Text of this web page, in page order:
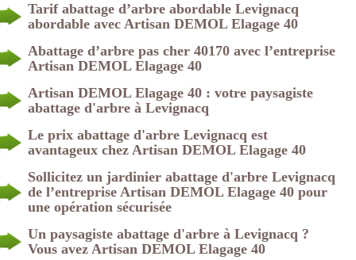
Tarif abattage d’arbre abordable Levignacq
abordable avec Artisan DEMOL Elagage 40
Abattage d’arbre pas cher 40170 avec l’entreprise
Artisan DEMOL Elagage 40
Artisan DEMOL Elagage 40 : votre paysagiste
abattage d'arbre à Levignacq
Le prix abattage d'arbre Levignacq est
avantageux chez Artisan DEMOL Elagage 40
Sollicitez un jardinier abattage d'arbre Levignacq
de l’entreprise Artisan DEMOL Elagage 40 pour
une opération sécurisée
Un paysagiste abattage d'arbre à Levignacq ?
Vous avez Artisan DEMOL Elagage 40